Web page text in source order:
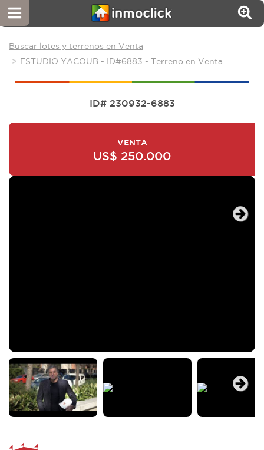
Buscar lotes y terrenos en Venta
ESTUDIO YACOUB - ID#6883 - Terreno en Venta
ID# 230932-6883
VENTA
US$ 250.000